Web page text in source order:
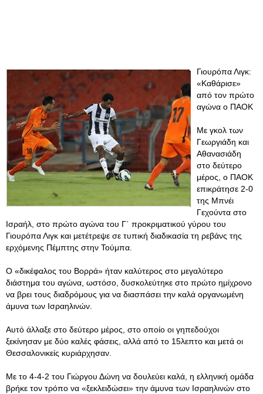
Γιουρόπα Λιγκ:
«Καθάρισε»
από τον πρώτο
αγώνα ο ΠΑΟΚ
Με γκολ των
Γεωργιάδη και
Αθανασιάδη
στο δεύτερο
μέρος, ο ΠΑΟΚ
επικράτησε 2-0
της Μπνέι
Γεχούντα στο
Ισραήλ, στο πρώτο αγώνα του Γ΄ προκριματικού γύρου του
Γιουρόπα Λιγκ και μετέτρεψε σε τυπική διαδικασία τη ρεβάνς της
ερχόμενης Πέμπτης στην Τούμπα.
Ο «δικέφαλος του Βορρά» ήταν καλύτερος στο μεγαλύτερο
διάστημα του αγώνα, ωστόσο, δυσκολεύτηκε στο πρώτο ημίχρονο
να βρει τους διαδρόμους για να διασπάσει την καλά οργανωμένη
άμυνα των Ισραηλινών.
Αυτό άλλαξε στο δεύτερο μέρος, στο οποίο οι γηπεδούχοι
ξεκίνησαν με δύο καλές φάσεις, αλλά από το 15λεπτο και μετά οι
Θεσσαλονικείς κυριάρχησαν.
Με το 4-4-2 του Γιώργου Δώνη να δουλεύει καλά, η ελληνική ομάδα
βρήκε τον τρόπο να «ξεκλειδώσει» την άμυνα των Ισραηλινών στο